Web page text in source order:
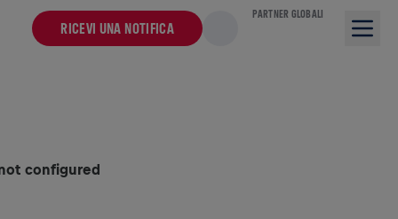
RICEVI UNA NOTIFICA
PARTNER GLOBALI
configured